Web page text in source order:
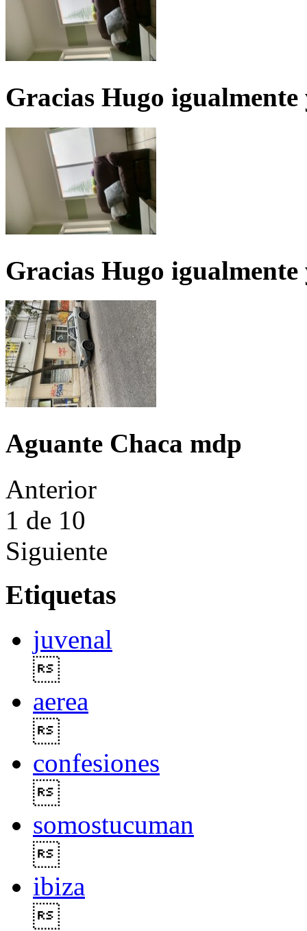
Gracias Hugo igualmente
Gracias Hugo igualmente
Aguante Chaca mdp
Anterior
1 de 10
Siguiente
Etiquetas
juvenal
aerea
confesiones
somostucuman
ibiza